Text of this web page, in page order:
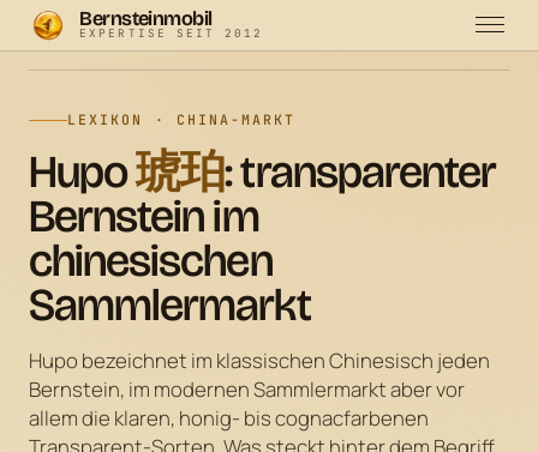
Bernsteinmobil
EXPERTISE SEIT 2012
Bernsteinmobil · Bernstein-Lexikon
LEXIKON · CHINA-MARKT
Hupo琥珀: transparenter
Bernstein im
chinesischen
Sammlermarkt
Hupo bezeichnet im klassischen Chinesisch jeden
Bernstein, im modernen Sammlermarkt aber vor
allem die klaren, honig- bis cognacfarbenen